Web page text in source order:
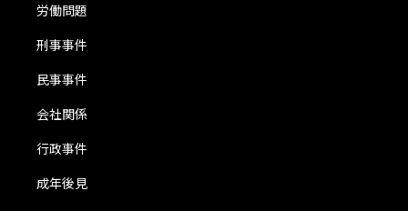
労働問題
刑事事件
民事事件
会社関係
行政事件
成年後見